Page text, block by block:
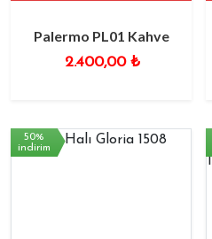
Palermo PL01 Kahve
2.400,00 ₺
50%
indirim